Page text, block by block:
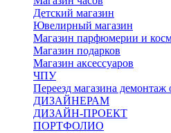
Детский магазин
Ювелирный магазин
Магазин парфюмерии и
Магазин подарков
Магазин аксессуаров
ЧПУ
Переезд магазина демонтаж
ДИЗАЙНЕРАМ
ДИЗАЙН-ПРОЕКТ
ПОРТФОЛИО